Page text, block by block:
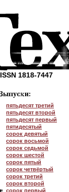
ISSN 1818-7447
пятьдесят третий
пятьдесят второй
пятьдесят первый
пятидесятый
сорок девятый
сорок восьмой
сорок седьмой
сорок шестой
сорок пятый
сорок четвёртый
сорок третий
сорок второй
сорок первый